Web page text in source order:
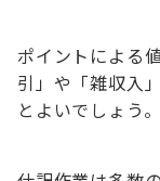
ポイントによる
引」や「雑収入
とよいでしょう。